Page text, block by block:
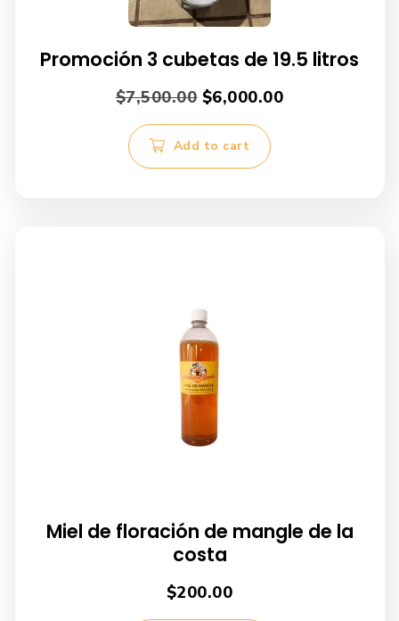
Promoción 3 cubetas de 19.5 litros
$7,500.00 Original
price
was:
$7,500.00.
$6,000.00Current
Add to cart
Miel de floración de mangle de la
costa
$200.00